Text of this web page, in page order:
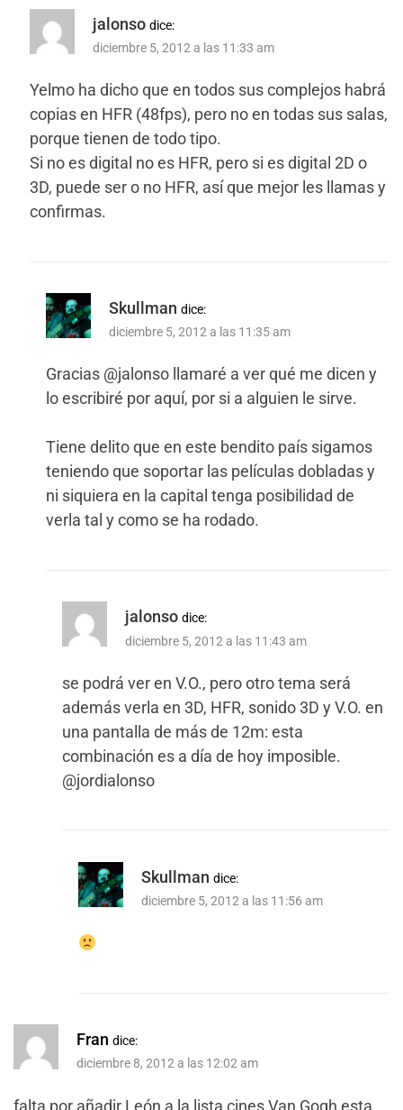
jalonso dice:
diciembre 5, 2012 a las 11:33 am
Yelmo ha dicho que en todos sus complejos habrá
copias en HFR (48fps), pero no en todas sus salas,
porque tienen de todo tipo.
Si no es digital no es HFR, pero si es digital 2D o
3D, puede ser o no HFR, así que mejor les llamas y
confirmas.
Skullman dice:
diciembre 5, 2012 a las 11:35 am
Gracias @jalonso llamaré a ver qué me dicen y
lo escribiré por aquí, por si a alguien le sirve.
Tiene delito que en este bendito país sigamos
teniendo que soportar las películas dobladas y
ni siquiera en la capital tenga posibilidad de
verla tal y como se ha rodado.
jalonso dice:
diciembre 5, 2012 a las 11:43 am
se podrá ver en V.O., pero otro tema será
además verla en 3D, HFR, sonido 3D y V.O. en
una pantalla de más de 12m: esta
combinación es a día de hoy imposible.
@jordialonso
Skullman dice:
diciembre 5, 2012 a las 11:56 am
Fran dice:
diciembre 8, 2012 a las 12:02 am
falta por añadir León a la lista cines Van Gogh esta